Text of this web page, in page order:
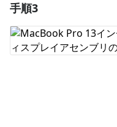
コメントを追加
手順3